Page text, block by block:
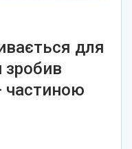
для
частиною